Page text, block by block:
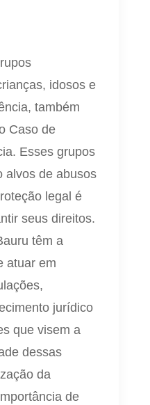
idosos e
também
Caso de
Esses grupos
alvos de abusos
legal é
seus direitos.
têm a
atuar em
jurídico
que visem a
dessas
da
de